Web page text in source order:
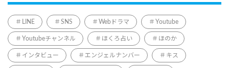
LINE SNS Webドラマ Youtube
Youtubeチャンネル ほくろ占い ほのか
インタビュー エンジェルナンバー キス